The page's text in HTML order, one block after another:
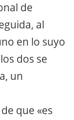
de
al
en lo suyo
dos se
un
que «es